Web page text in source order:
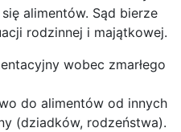
alimentów. Sąd bierze
rodzinnej i majątkowej.
wobec zmarłego
do alimentów od innych
(dziadków, rodzeństwa).